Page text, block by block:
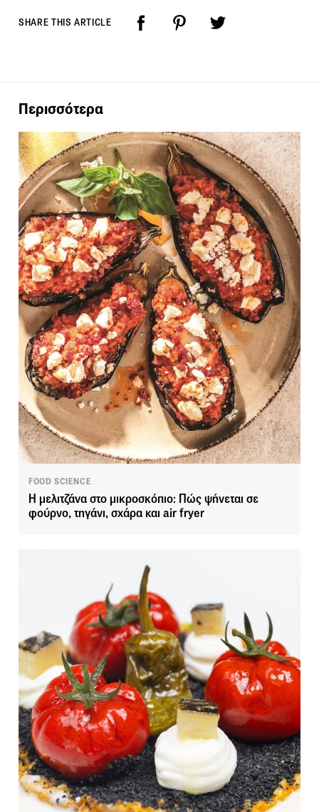
SHARE THIS ARTICLE
Περισσότερα
FOOD SCIENCE
Η μελιτζάνα στο μικροσκόπιο: Πώς ψήνεται σε
φούρνο, τηγάνι, σχάρα και air fryer